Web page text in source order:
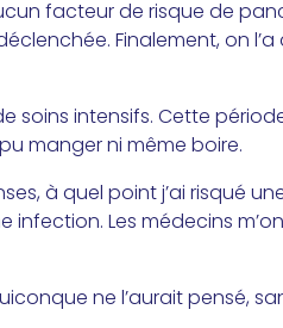
facteur de risque de
Finalement, on l’a
soins intensifs. Cette
manger ni même boire.
à quel point j’ai risqué
Les médecins
ne l’aurait pensé,